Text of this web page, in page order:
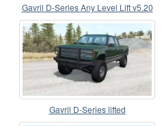
Gavril D-Series Any Level Lift v5.20
Gavril D-Series lifted